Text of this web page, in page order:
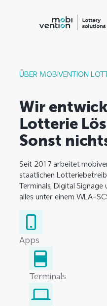
ÜBER MOBIVENTION
Wir
Lotterie
Sonst
Seit 2017 arbeitet
staatlichen
Terminals, Digital
alles unter einem WLA-
Apps
Terminals